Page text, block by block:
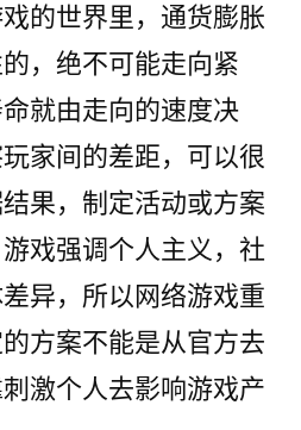
的世界里，通货膨胀
，绝不可能走向紧
就由走向的速度决
家间的差距，可以很
果，制定活动或方案
戏强调个人主义，社
异，所以网络游戏重
方案不能是从官方去
激个人去影响游戏产